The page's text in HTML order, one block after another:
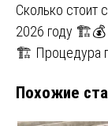
Навигация
по
Сколько стоит
2026 году 🏗️💰
🏗️ Процедура
Похожие